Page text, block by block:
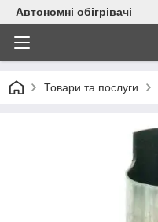
Автономні обігрівачі
Товари та послуги